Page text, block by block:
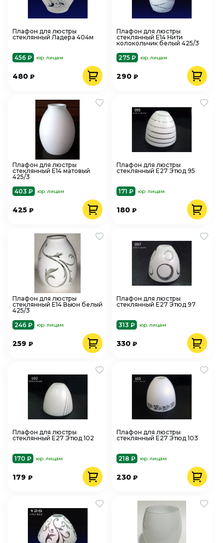
Плафон для люстры
стеклянный Ладера 404м
456 ₽ юр. лицам
480 ₽
Плафон для люстры
стеклянный Е14 Нити
колокольчик белый 425/3
275 ₽
юр. лицам
290₽
Плафон для люстры
стеклянный Е14 матовый
425/3
403 ₽
юр. лицам
425 ₽
Плафон для люстры
стеклянный Е27 Этюд 95
171 ₽ юр. лицам
180₽
Плафон для люстры
стеклянный Е14 Вьюн белый
425/3
246 ₽
юр. лицам
259 ₽
Плафон для люстры
стеклянный Е27 Этюд 97
313 ₽ юр. лицам
330₽
Плафон для люстры
стеклянный Е27 Этюд 102
170 ₽ юр. лицам
179 ₽
Плафон для люстры
стеклянный Е27 Этюд 103
218 ₽ юр. лицам
230₽